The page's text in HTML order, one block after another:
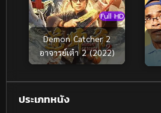
Full HD
Demon Catcher 2
อาจารย์เต๋า 2 (2022)
ประเภทหนัง